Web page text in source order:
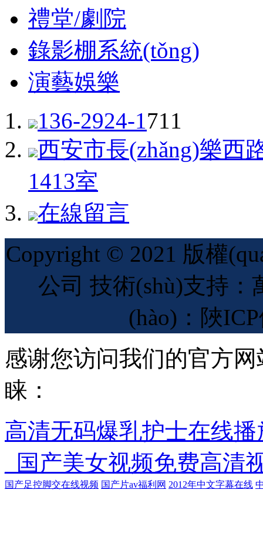
禮堂/劇院
錄影棚系統(tǒng)
演藝娛樂
136-2924-1711
西安市長(zhǎng)樂西
1413室
在線留言
Copyright © 2021 版權
公司 技術(shù)支持
(hào)：陜
感谢您访问我们的官方
睐：
高清无码爆乳护士在线
_国产美女视频免费高清
国产足控脚交在线视频 国产片av福利网 2012年中文字幕在线